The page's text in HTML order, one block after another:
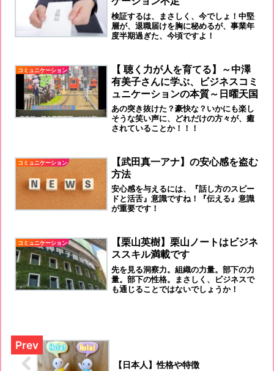
検証するは、まさしく、今でしょ！中堅
層が、退職届けを胸に秘めるが、事業年
度半期過ぎた、今頃ですよ！
コミュニケーション
【 聴く力が人を育てる】～中澤
有美子さんに学ぶ、ビジネスコミ
ュニケーションの本質～日曜天国
あの突き抜けた？豪快な？いかにも楽し
そうな笑い声に、どれだけの方々が、癒
されていることか！！！
コミュニケーション
【武田真一アナ】の安心感を盗む
方法
安心感を与えるには、『話し方のスピー
ドと活舌』意識ですね！『伝える』意識
が重要です！
コミュニケーション
【栗山英樹】栗山ノートはビジネ
ススキル満載です
先を見る洞察力。組織の力量。部下の力
量。部下の性格。まさしく、ビジネスで
も通じることではないでしょうか！
【日本人】性格や特徴